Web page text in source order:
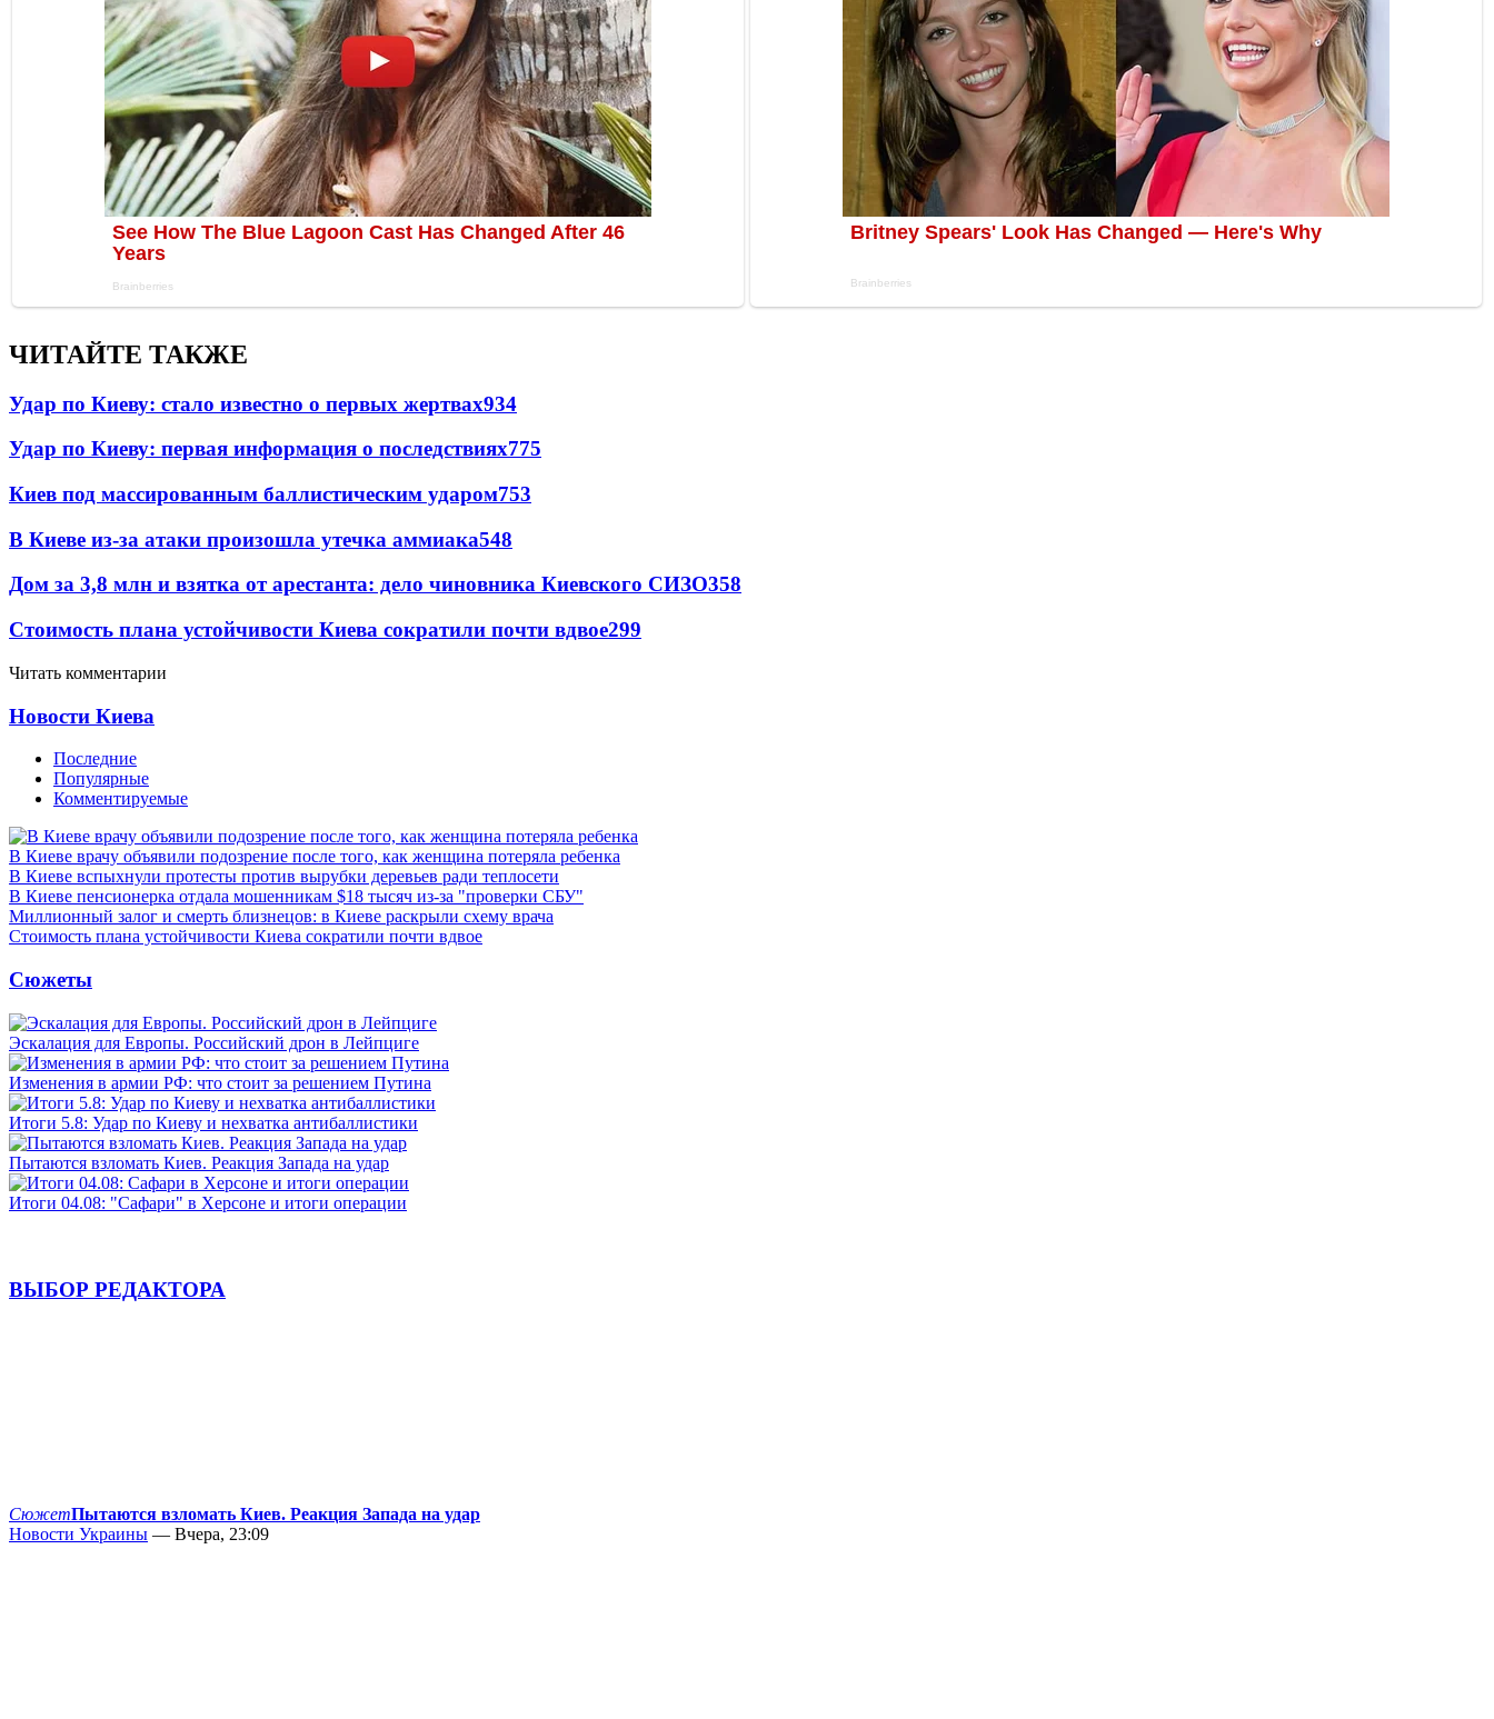
ЧИТАЙТЕ ТАКЖЕ
Удар по Киеву: стало известно о первых жертвах934
Удар по Киеву: первая информация о последствиях775
Киев под массированным баллистическим ударом753
В Киеве из-за атаки произошла утечка аммиака548
Дом за 3,8 млн и взятка от арестанта: дело чиновника Киевского СИЗО358
Стоимость плана устойчивости Киева сократили почти вдвое299
Читать комментарии
Новости Киева
Последние
Популярные
Комментируемые
В Киеве врачу объявили подозрение после того, как женщина потеряла ребенка
В Киеве вспыхнули протесты против вырубки деревьев ради теплосети
В Киеве пенсионерка отдала мошенникам $18 тысяч из-за "проверки СБУ"
Миллионный залог и смерть близнецов: в Киеве раскрыли схему врача
Стоимость плана устойчивости Киева сократили почти вдвое
Сюжеты
Эскалация для Европы. Российский дрон в Лейпциге
Изменения в армии РФ: что стоит за решением Путина
Итоги 5.8: Удар по Киеву и нехватка антибаллистики
Пытаются взломать Киев. Реакция Запада на удар
Итоги 04.08: "Сафари" в Херсоне и итоги операции
ВЫБОР РЕДАКТОРА
СюжетПытаются взломать Киев. Реакция Запада на удар
Новости Украины — Вчера, 23:09